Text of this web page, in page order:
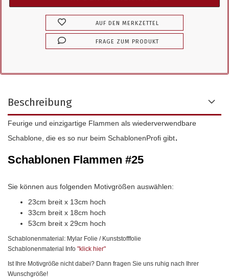
AUF DEN MERKZETTEL
FRAGE ZUM PRODUKT
Beschreibung
Feurige und einzigartige Flammen als wiederverwendbare
Schablone, die es so nur beim SchablonenProfi gibt.
Schablonen Flammen #25
Sie können aus folgenden Motivgrößen auswählen:
23cm breit x 13cm hoch
33cm breit x 18cm hoch
53cm breit x 29cm hoch
Schablonenmaterial: Mylar Folie / Kunststofffolie
Schablonenmaterial Info "klick hier"
Ist Ihre Motivgröße nicht dabei? Dann fragen Sie uns ruhig nach Ihrer
Wunschgröße!